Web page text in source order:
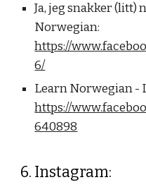
Ja, jeg snakker (litt)
Norwegian:
https://
6/
Learn Norwegian -
https://
640898
6. Instagram: